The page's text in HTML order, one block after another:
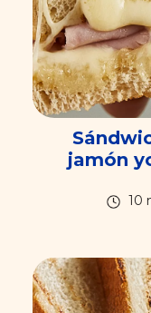
jamón
10